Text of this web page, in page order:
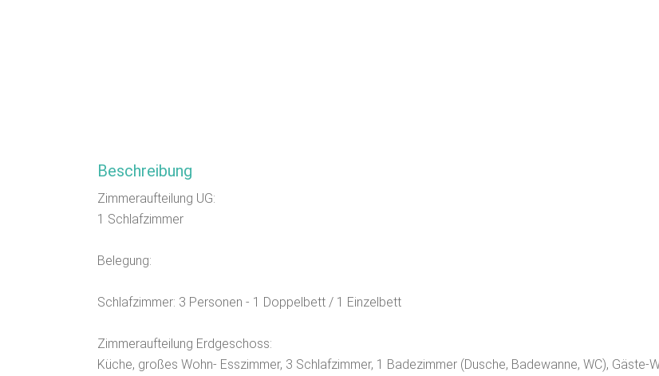
Beschreibung
Zimmeraufteilung UG:
1 Schlafzimmer
Belegung:
Schlafzimmer: 3 Personen - 1 Doppelbett / 1 Einzelbett
Zimmeraufteilung Erdgeschoss:
Küche, großes Wohn- Esszimmer, 3 Schlafzimmer, 1 Badezimmer (Dusche, Badewanne, WC), Gäste-